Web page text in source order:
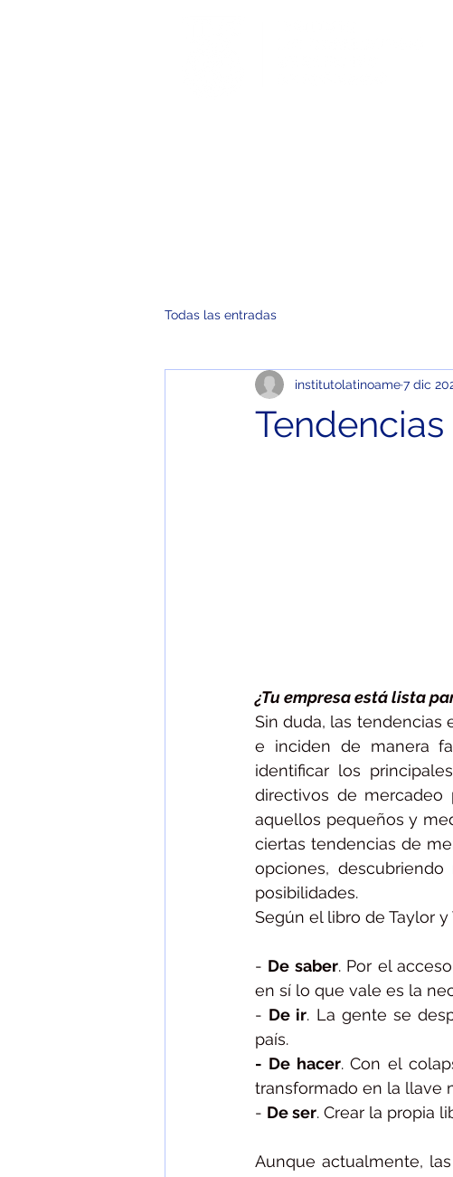
Todas las entradas
institutolatinoame7 dic
¿Tu empresa está lista
Sin duda, las
e inciden de manera
identificar los
directivos de
aquellos pequeños y
ciertas tendencias de
opciones,
posibilidades.
Según el libro de Taylor
- De saber. Por el
en sí lo que vale es la
- De ir. La gente se
país.
- De hacer. Con el
transformado en la llave
- De ser. Crear la propia
Aunque actualmente,